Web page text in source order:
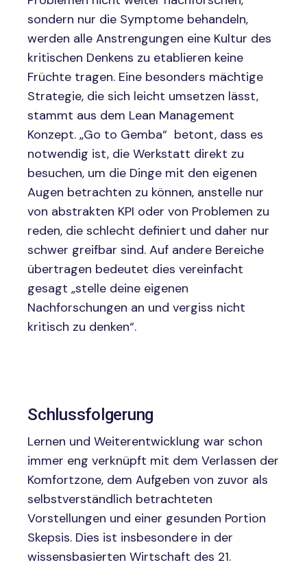
sondern nur die Symptome behandeln,
werden alle Anstrengungen eine Kultur des
kritischen Denkens zu etablieren keine
Früchte tragen. Eine besonders mächtige
Strategie, die sich leicht umsetzen lässt,
stammt aus dem Lean Management
Konzept. „Go to Gemba“ betont, dass es
notwendig ist, die Werkstatt direkt zu
besuchen, um die Dinge mit den eigenen
Augen betrachten zu können, anstelle nur
von abstrakten KPI oder von Problemen zu
reden, die schlecht definiert und daher nur
schwer greifbar sind. Auf andere Bereiche
übertragen bedeutet dies vereinfacht
gesagt „stelle deine eigenen
Nachforschungen an und vergiss nicht
kritisch zu denken“.
Schlussfolgerung
Lernen und Weiterentwicklung war schon
immer eng verknüpft mit dem Verlassen der
Komfortzone, dem Aufgeben von zuvor als
selbstverständlich betrachteten
Vorstellungen und einer gesunden Portion
Skepsis. Dies ist insbesondere in der
wissensbasierten Wirtschaft des 21.